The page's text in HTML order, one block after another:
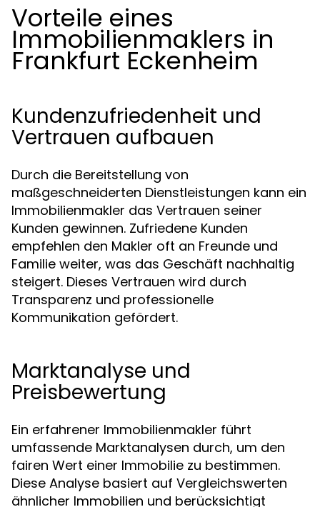
Vorteile eines
Immobilienmaklers in
Frankfurt Eckenheim
Kundenzufriedenheit und
Vertrauen aufbauen
Durch die Bereitstellung von
maßgeschneiderten Dienstleistungen kann ein
Immobilienmakler das Vertrauen seiner
Kunden gewinnen. Zufriedene Kunden
empfehlen den Makler oft an Freunde und
Familie weiter, was das Geschäft nachhaltig
steigert. Dieses Vertrauen wird durch
Transparenz und professionelle
Kommunikation gefördert.
Marktanalyse und
Preisbewertung
Ein erfahrener Immobilienmakler führt
umfassende Marktanalysen durch, um den
fairen Wert einer Immobilie zu bestimmen.
Diese Analyse basiert auf Vergleichswerten
ähnlicher Immobilien und berücksichtigt